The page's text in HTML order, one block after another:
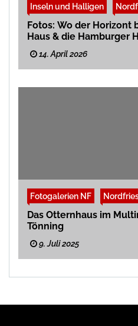
Inseln und Halligen
Fotos: Wo der Horizont
Haus & die Hamburger
14. April 2026
Fotogalerien NF
Das Otternhaus im
Tönning
9. Juli 2025